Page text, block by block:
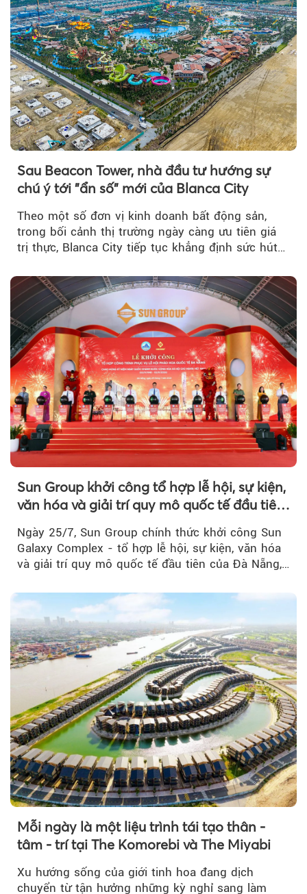
Sau Beacon Tower, nhà đầu tư hướng sự
chú ý tới "ẩn số" mới của Blanca City
Theo một số đơn vị kinh doanh bất động sản,
trong bối cảnh thị trường ngày càng ưu tiên giá
trị thực, Blanca City tiếp tục khẳng định sức hút
Sun Group khởi công tổ hợp lễ hội, sự kiện,
văn hóa và giải trí quy mô quốc tế đầu tiên
Ngày 25/7, Sun Group chính thức khởi công Sun
Galaxy Complex - tổ hợp lễ hội, sự kiện, văn hóa
và giải trí quy mô quốc tế đầu tiên của Đà Nẵng,…
Mỗi ngày là một liệu trình tái tạo thân -
tâm - trí tại The Komorebi và The Miyabi
Xu hướng sống của giới tinh hoa đang dịch
chuyển từ tận hưởng những kỳ nghỉ sang làm